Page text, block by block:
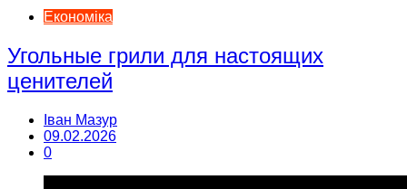
Економіка
Угольные грили для настоящих
ценителей
Іван Мазур
09.02.2026
0